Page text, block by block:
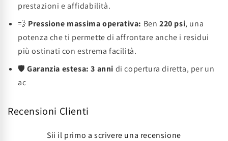
prestazioni e affidabilità.
💨 Pressione massima operativa: Ben220 psi, una
potenza che ti permette di affrontare anche i residui
più ostinati con estrema facilità.
🛡️Garanzia estesa: 3 anni di copertura diretta, per un
ac
Recensioni Clienti
Sii il primo a scrivere una recensione